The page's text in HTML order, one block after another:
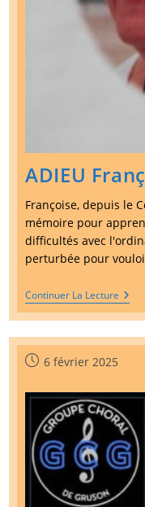
ADIEU
Françoise, depuis le
mémoire pour
difficultés avec
perturbée pour
Continuer La Lecture ADIEU
Publication
6 février 2025